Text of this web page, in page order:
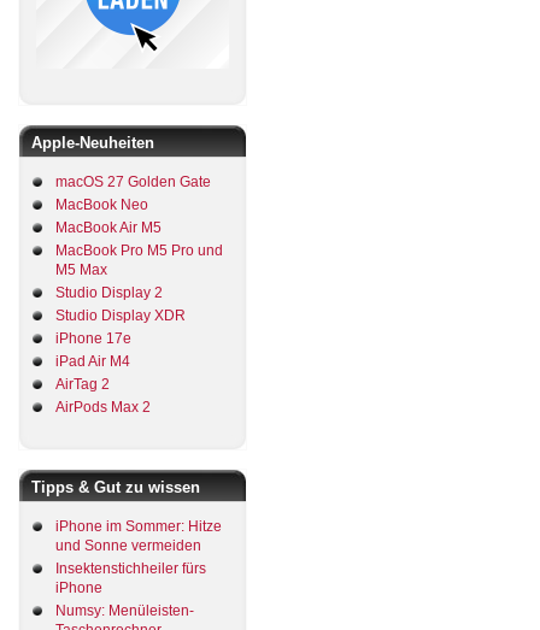
Apple-Neuheiten
macOS 27 Golden Gate
MacBook Neo
MacBook Air M5
MacBook Pro M5 Pro und
M5 Max
Studio Display 2
Studio Display XDR
iPhone 17e
iPad Air M4
AirTag 2
AirPods Max 2
Tipps & Gut zu wissen
iPhone im Sommer: Hitze
und Sonne vermeiden
Insektenstichheiler fürs
iPhone
Numsy: Menüleisten-